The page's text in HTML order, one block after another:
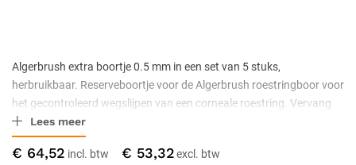
€ 64,52 € 53,32
Algerbrush extra boortje 0.5 mm in een set van 5 stuks,
herbruikbaar. Reserveboortje voor de Algerbrush roestringboor voor
het gecontroleerd wegslijpen van een corneale roestring. Vervang
het boortje bij botheid of slijtage.
Lees meer